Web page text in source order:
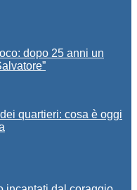
dopo 25 anni un
quartieri: cosa è oggi